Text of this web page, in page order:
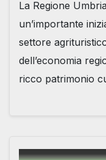
La Regione
un’importante
settore
dell’economia
ricco patrimonio